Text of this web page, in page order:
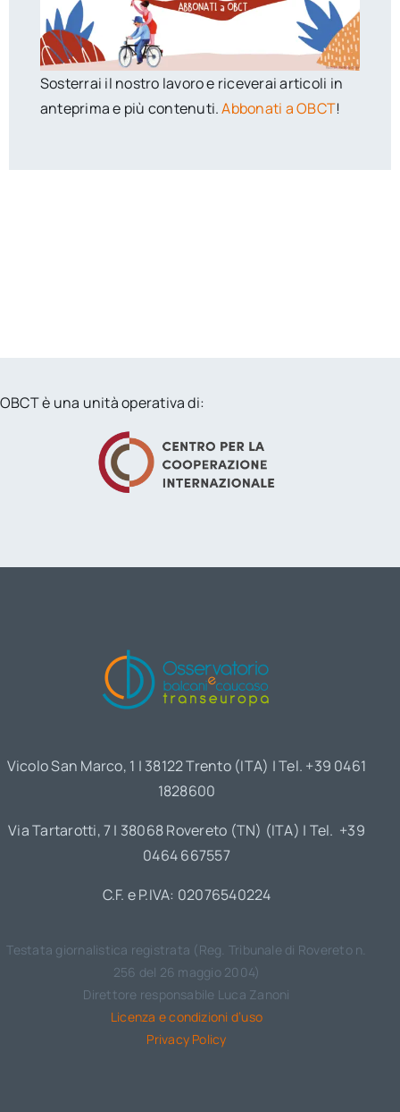
Sosterrai il nostro lavoro e riceverai articoli in
anteprima e più contenuti.Abbonati a OBCT!
OBCT è una unità operativa di:
Vicolo San Marco, 1 | 38122 Trento (ITA) | Tel. +39 0461
1828600
Via Tartarotti, 7 | 38068 Rovereto (TN) (ITA) | Tel. +39
0464 667557
C.F. e P.IVA: 02076540224
Testata giornalistica registrata (Reg. Tribunale di Rovereto n.
256 del 26 maggio 2004)
Direttore responsabile Luca Zanoni
Licenza e condizioni d’uso
Privacy Policy